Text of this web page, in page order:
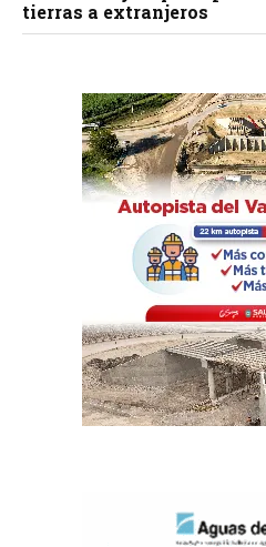
tierras a extranjeros